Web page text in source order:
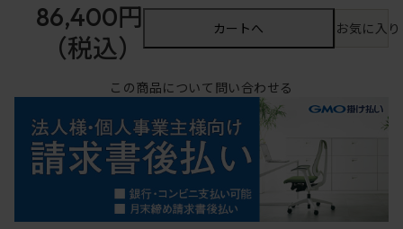
86,400円
（税込）
カートへ お気に入
この商品について問い合わせる